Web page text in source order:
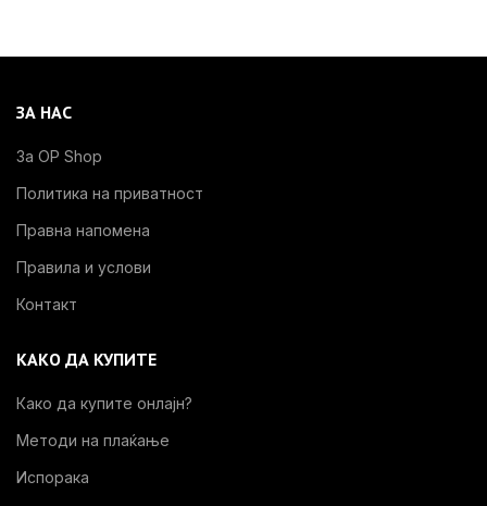
ЗА НАС
За OP Shop
Политика на приватност
Правна напомена
Правила и услови
Контакт
КАКО ДА КУПИТЕ
Како да купите онлајн?
Методи на плаќање
Испорака